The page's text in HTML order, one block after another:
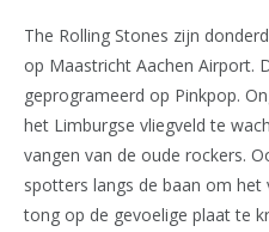
The Rolling Stones zijn
op Maastricht Aachen Airport.
geprogrameerd op Pinkpop.
het Limburgse vliegveld te
vangen van de oude rockers.
spotters langs de baan om
tong op de gevoelige plaat te